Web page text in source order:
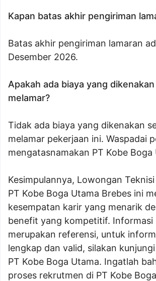
Kapan batas akhir pengiriman
Batas akhir pengiriman lamaran
Desember 2026.
Apakah ada biaya yang
melamar?
Tidak ada biaya yang dikenakan
melamar pekerjaan ini. Waspadai
mengatasnamakan PT Kobe Boga
Kesimpulannya, Lowongan
PT Kobe Boga Utama Brebes ini
kesempatan karir yang menarik
benefit yang kompetitif. Informasi
merupakan referensi, untuk
lengkap dan valid, silakan
PT Kobe Boga Utama. Ingatlah
proses rekrutmen di PT Kobe